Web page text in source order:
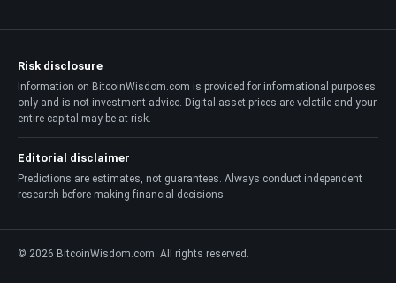
Risk disclosure
Information on BitcoinWisdom.com is provided for informational purposes
only and is not investment advice. Digital asset prices are volatile and your
entire capital may be at risk.
Editorial disclaimer
Predictions are estimates, not guarantees. Always conduct independent
research before making financial decisions.
© 2026 BitcoinWisdom.com. All rights reserved.